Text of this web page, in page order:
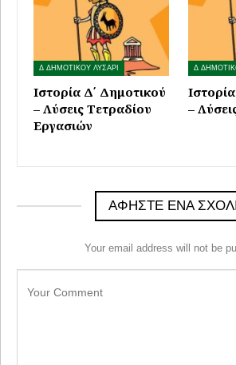
Δ ΔΗΜΟΤΙΚΟΥ ΛΥΣΑΡΙ
Ιστορία Δ΄ Δημοτικού
– Λύσεις Τετραδίου
Εργασιών
Δ
–
ΑΦΉΣΤΕ ΈΝΑ
Your email address will not be